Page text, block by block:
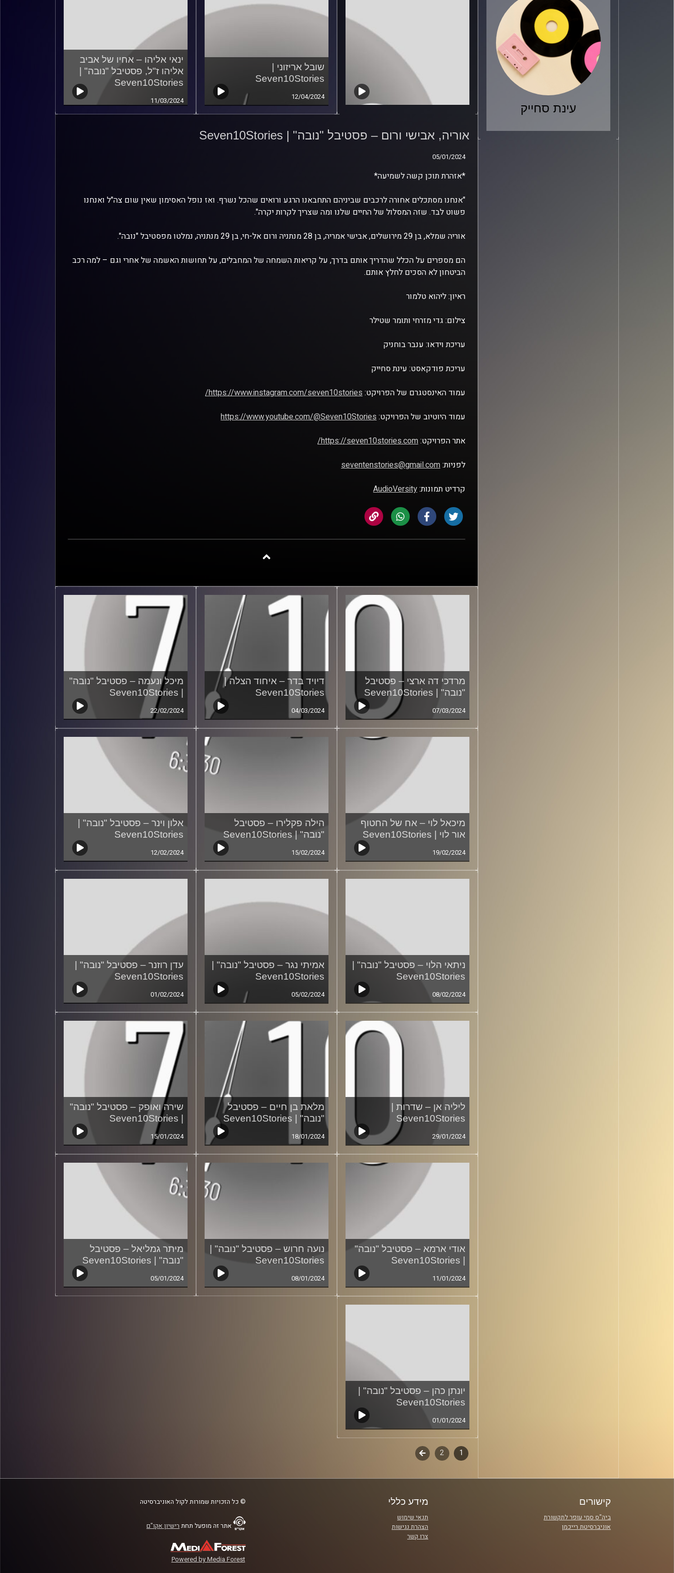
עינת סחייק
שובל אריזוני |
Seven10Stories
12/04/2024
ינאי אליהו – אחיו של אביב
אליהו ז"ל, פסטיבל "נובה" |
Seven10Stories
11/03/2024
אוריה, אבישי ורום – פסטיבל "נובה" | Seven10Stories
05/01/2024
*אזהרת תוכן קשה לשמיעה*
"אנחנו מסתכלים אחורה לרכבים שביניהם התחבאנו הרגע ורואים שהכל נשרף. ואז נופל האסימון שאין שום צה"ל ואנחנו
פשוט לבד. שזה המסלול של החיים שלנו ומה שצריך לקרות יקרה".
אוריה שמלא, בן 29 מירושלים, אבישי אמריה, בן 28 מנתניה ורום אל-חי, בן 29 מנתניה, נמלטו מפסטיבל "נובה".
הם מספרים על הכלל שהדריך אותם בדרך, על קריאות השמחה של המחבלים, על תחושות האשמה של אחרי וגם – למה רכב
הביטחון לא הסכים לחלץ אותם.
ראיון: ליהוא טלמור
צילום: גדי מזרחי ותומר שטילר
עריכת וידאו: ענבר בוחניק
עריכת פודקאסט: עינת סחייק
עמוד האינסטגרם של הפרויקט:https://www.instagram.com/seven10stories/
עמוד היוטיוב של הפרויקט:https://www.youtube.com/@Seven10Stories
אתר הפרויקט:https://seven10stories.com/
לפניות:seventenstories@gmail.com
קרדיט תמונות:AudioVersity
מרדכי דה ארצי – פסטיבל
"נובה" | Seven10Stories
07/03/2024
דיויד בדר – איחוד הצלה |
Seven10Stories
04/03/2024
מיכל ונעמה – פסטיבל "נובה"
22/02/2024
מיכאל לוי – אח של החטוף
אור לוי | Seven10Stories
19/02/2024
הילה פקלירו – פסטיבל
"נובה" | Seven10Stories
15/02/2024
אלון וינר – פסטיבל "נובה" |
Seven10Stories
12/02/2024
ניתאי הלוי – פסטיבל "נובה" |
Seven10Stories
08/02/2024
אמיתי נגר – פסטיבל "נובה" |
Seven10Stories
05/02/2024
עדן רוזנר – פסטיבל "נובה" |
Seven10Stories
01/02/2024
ליליה אן – שדרות |
Seven10Stories
29/01/2024
מלאת בן חיים – פסטיבל
"נובה" | Seven10Stories
18/01/2024
שירה ואופק – פסטיבל "נובה"
15/01/2024
אודי ארמא – פסטיבל "נובה"
11/01/2024
נועה חרוש – פסטיבל "נובה" |
Seven10Stories
08/01/2024
מיתר גמליאל – פסטיבל
"נובה" | Seven10Stories
05/01/2024
יונתן כהן – פסטיבל "נובה" |
Seven10Stories
01/01/2024
סגירה
דפדוף
1
2
לשלב
קישורים
ביה"ס סמי עופר לתקשורת
אוניברסיטת רייכמן
מידע כללי
תנאי שימוש
הצהרת נגישות
צרו קשר
© כל הזכויות שמורות לקול האוניברסיטה
אתר זה מופעל תחת רישיון אקו"ם
Powered by Media Forest